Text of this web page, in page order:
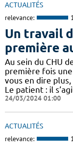
ACTUALITÉS
relevance:
Un travail
première
Au sein du CHU
première fois
vous en dire
Le patient : il
24/03/2024 01:00
ACTUALITÉS
relevance: